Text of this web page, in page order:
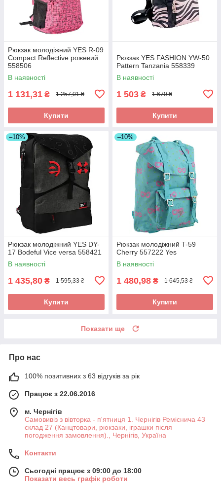
Рюкзак молодіжний YES R-09
Сompact Reflective рожевий
558506
В наявності
1 131,31 ₴ 1 257,01 ₴
Купити
Рюкзак YES FASHION YW-50
Рattern Tanzania 558339
В наявності
1 503 ₴ 1 670 ₴
Купити
–10%
Рюкзак молодіжний YES DY-
17 Bodeful Vice versa 558421
В наявності
1 435,80 ₴ 1 595,33 ₴
Купити
–10%
Рюкзак молодіжний T-59
Cherry 557222 Yes
В наявності
1 480,98 ₴ 1 645,53 ₴
Купити
Показати ще
Про нас
100% позитивних з 63 відгуків за рік
Працює з 22.06.2016
м. Чернігів
Самовивіз з вівторка - п'ятниця 1. Чернігів Реміснича 43
склад 27 (Канцтовари, рюкзаки, іграшки після
погодження замовлення)., Чернігів, Україна
Контакти
Сьогодні працює з 09:00 до 18:00
Показати весь графік роботи